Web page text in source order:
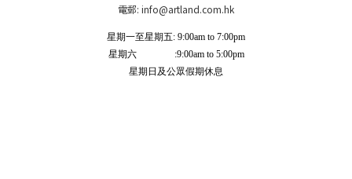
電郵: info@artland.com.hk
星期一至星期五: 9:00am to 7:00pm
星期六 :9:00am to 5:00pm
星期日及公眾假期休息